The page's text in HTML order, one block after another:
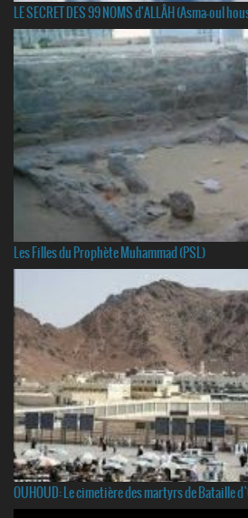
LE SECRET DES 99 NOMS d'ALLÂH (Asma-oul
Les Filles du Prophète Muhammad (PSL)
OUHOUD: Le cimetière des martyrs de Bataille